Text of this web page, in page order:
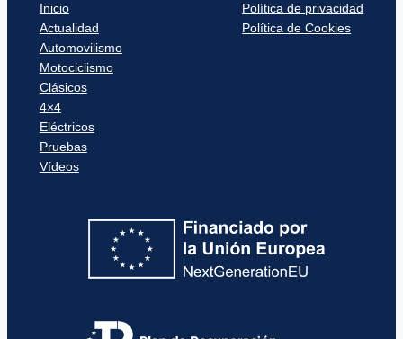
Inicio
Actualidad
Automovilismo
Motociclismo
Clásicos
4×4
Eléctricos
Pruebas
Vídeos
Política de privacidad
Política de Cookies